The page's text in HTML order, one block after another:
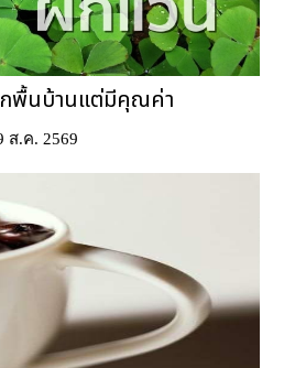
พื้นบ้านแต่มีคุณค่า
ส.ค. 2569